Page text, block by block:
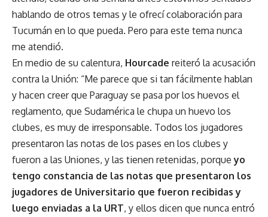
hablando de otros temas y le ofrecí colaboración para
Tucumán en lo que pueda. Pero para este tema nunca
me atendió.
En medio de su calentura, Hourcade reiteró la acusación
contra la Unión: “Me parece que si tan fácilmente hablan
y hacen creer que Paraguay se pasa por los huevos el
reglamento, que Sudamérica le chupa un huevo los
clubes, es muy de irresponsable. Todos los jugadores
presentaron las notas de los pases en los clubes y
fueron a las Uniones, y las tienen retenidas, porqueyo
tengo constancia de las notas que presentaron los
jugadores de Universitario que fueron recibidas y
luego enviadas a la URT, y ellos dicen que nunca entró